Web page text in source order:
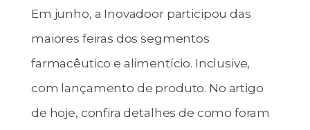
Em junho, a Inovadoor participou das
maiores feiras dos segmentos
farmacêutico e alimentício. Inclusive,
com lançamento de produto. No artigo
de hoje, confira detalhes de como foram